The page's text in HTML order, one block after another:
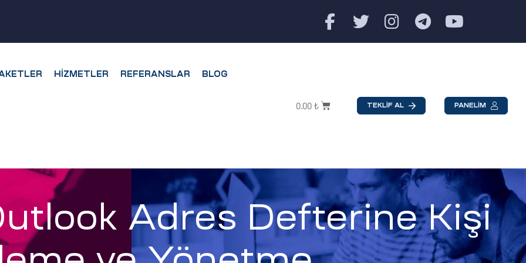
HIZMETLER REFERANSLAR BLOG
0.00 ₺ TEKLİF AL PANELİM
Adres Defterine Kişi